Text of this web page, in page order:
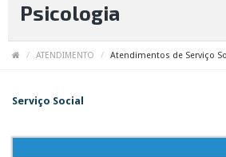
Psicologia
ATENDIMENTO Atendimentos de Serviço
Serviço Social